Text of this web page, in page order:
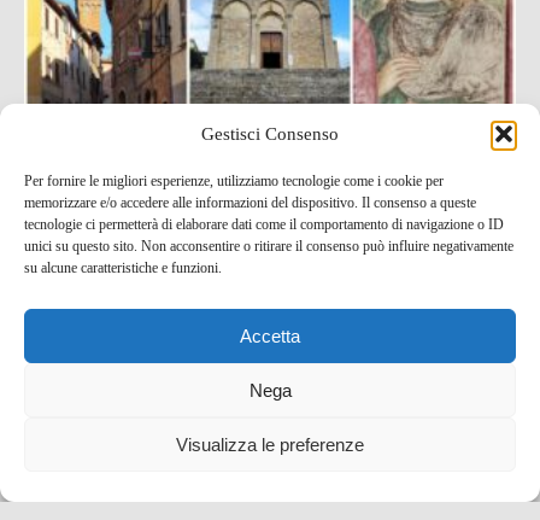
Gestisci Consenso
Per fornire le migliori esperienze, utilizziamo tecnologie come i cookie per
memorizzare e/o accedere alle informazioni del dispositivo. Il consenso a queste
tecnologie ci permetterà di elaborare dati come il comportamento di navigazione o ID
unici su questo sito. Non acconsentire o ritirare il consenso può influire negativamente
su alcune caratteristiche e funzioni.
Accetta
Nega
Visualizza le preferenze
Cosa vedere ad Asciano, borgo medievale delle Crete
Senesi
12 Nov , 2021 -Idee per un weekend blog tour SMT
Città e borghi da scoprire